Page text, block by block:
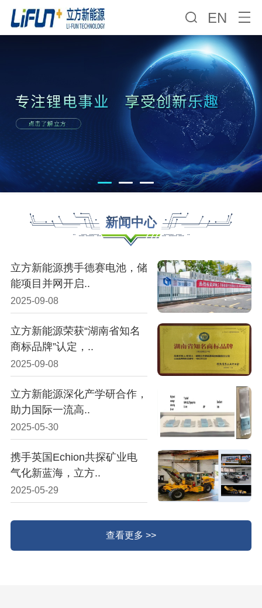
EN
新闻中心
立方新能源携手德赛电池，储
能项目并网开启..
2025-09-08
立方新能源荣获“湖南省知名
商标品牌”认定，..
2025-09-08
立方新能源深化产学研合作，
助力国际一流高..
2025-05-30
携手英国Echion共探矿业电
气化新蓝海，立方..
2025-05-29
查看更多 >>